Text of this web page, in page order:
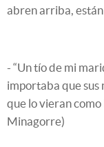
abren arriba,
- “Un tío de mi
importaba que sus
que lo vieran como
Minagorre)